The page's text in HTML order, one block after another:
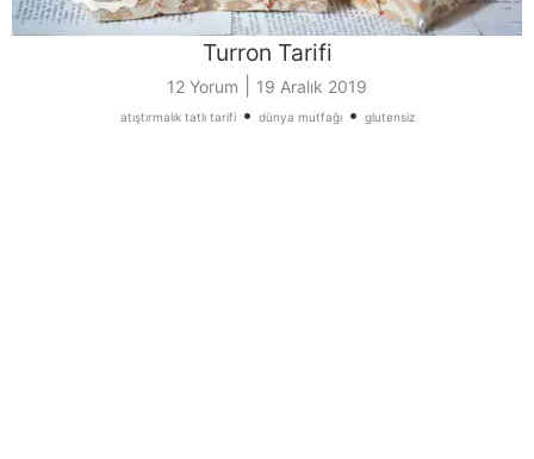
Turron Tarifi
12 Yorum 19 Aralık 2019
atıştırmalık tatlı tarifi• dünya mutfağı• glutensiz